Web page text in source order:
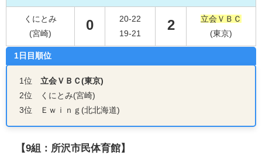
くにとみ
(宮崎)
0
20-22
19-21
2
立会ＶＢＣ
(東京)
1日目順位
1位 立会ＶＢＣ(東京)
2位 くにとみ(宮崎)
3位 Ｅｗｉｎｇ(北北海道)
【9組：所沢市民体育館】